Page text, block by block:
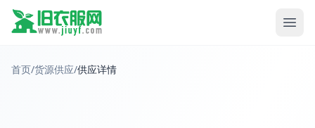
首页/货源供应/供应详情